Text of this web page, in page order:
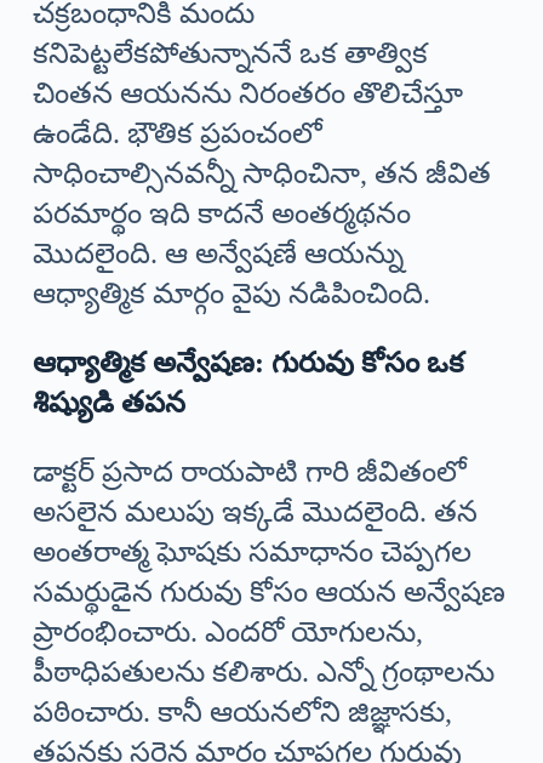
చక్రబంధానికి మందు
కనిపెట్టలేకపోతున్నాననే ఒక తాత్విక
చింతన ఆయనను నిరంతరం తొలిచేస్తూ
ఉండేది. భౌతిక ప్రపంచంలో
సాధించాల్సినవన్నీ సాధించినా, తన జీవిత
పరమార్థం ఇది కాదనే అంతర్మథనం
మొదలైంది. ఆ అన్వేషణే ఆయన్ను
ఆధ్యాత్మిక మార్గం వైపు నడిపించింది.
ఆధ్యాత్మిక అన్వేషణ: గురువు కోసం ఒక
శిష్యుడి తపన
డాక్టర్ ప్రసాద రాయపాటి గారి జీవితంలో
అసలైన మలుపు ఇక్కడే మొదలైంది. తన
అంతరాత్మ ఘోషకు సమాధానం చెప్పగల
సమర్థుడైన గురువు కోసం ఆయన అన్వేషణ
ప్రారంభించారు. ఎందరో యోగులను,
పీఠాధిపతులను కలిశారు. ఎన్నో గ్రంథాలను
పఠించారు. కానీ ఆయనలోని జిజ్ఞాసకు,
తపనకు సరైన మార్గం చూపగల గురువు